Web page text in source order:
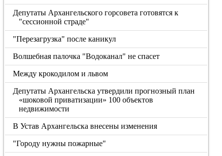
Депутаты Архангельского горсовета готовятся к
"сессионной страде"
"Перезагрузка" после каникул
Волшебная палочка "Водоканал" не спасет
Между крокодилом и львом
Депутаты Архангельска утвердили прогнозный план
«шоковой приватизации» 100 объектов
недвижимости
В Устав Архангельска внесены изменения
"Городу нужны пожарные"